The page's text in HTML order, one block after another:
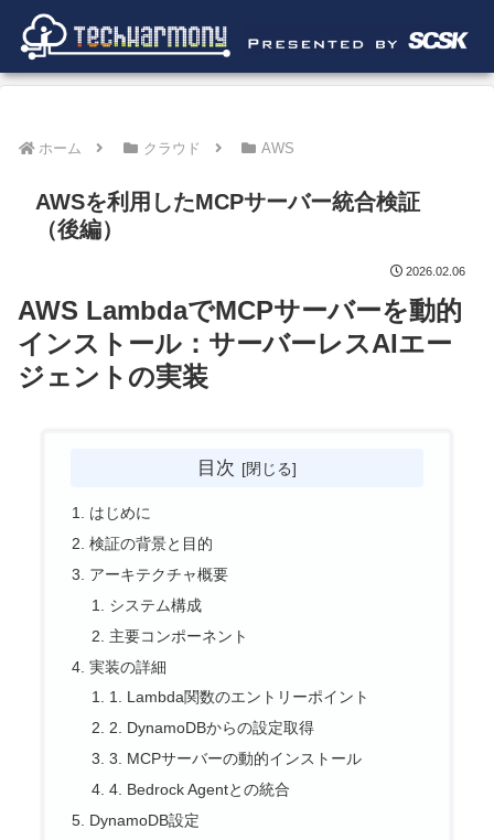
ホーム クラウド AWS
AWSを利用したMCPサーバー統合検証
（後編）
2026.02.06
AWS LambdaでMCPサーバーを動的
インストール：サーバーレスAIエー
ジェントの実装
目次
はじめに
検証の背景と目的
アーキテクチャ概要
システム構成
主要コンポーネント
実装の詳細
1. Lambda関数のエントリーポイント
2. DynamoDBからの設定取得
3. MCPサーバーの動的インストール
4. Bedrock Agentとの統合
DynamoDB設定